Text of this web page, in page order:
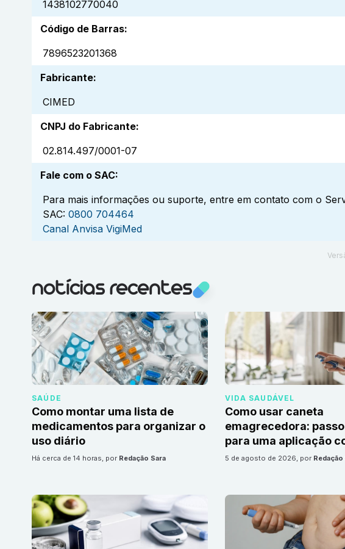
1438102770040
Código de Barras:
7896523201368
Fabricante:
CIMED
CNPJ do Fabricante:
02.814.497/0001-07
Fale com o SAC:
Para mais informações ou suporte, entre em contato com o
SAC: 0800 704464
Canal Anvisa VigiMed
notícias recentes
SAÚDE
Como montar uma lista de
medicamentos para organizar o
uso diário
há cerca de 14 horas, por Redação Sara
VIDA SAUDÁVEL
Como usar caneta
emagrecedora:
para uma aplicação
5 de agosto de 2026, por Redação